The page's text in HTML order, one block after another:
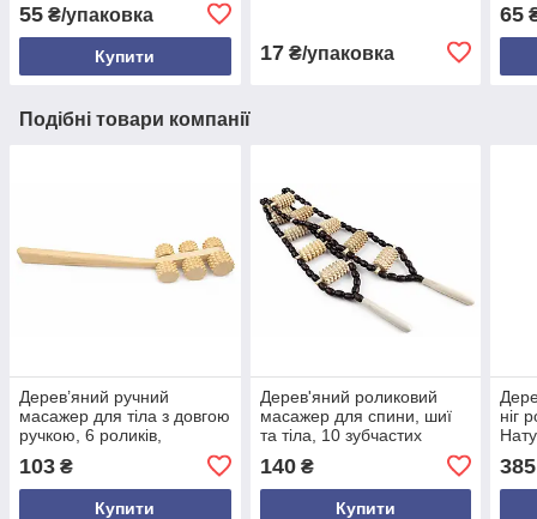
волоссю
55 ₴/упаковка
Купити 17₴/упаковка
65
Подібні товари компанії
Дерев’яний ручний
масажер для тіла з довгою
ручкою, 6 роликів,
роликовий масажер для
спини, шиї, рук і ніг, бук,
ручне управління
103 ₴
Купити
Дерев'яний роликовий
масажер для спини, шиї
та тіла, 10 зубчастих
покращення кровообігу та
зняття болю
140₴
Купити
ніг
385